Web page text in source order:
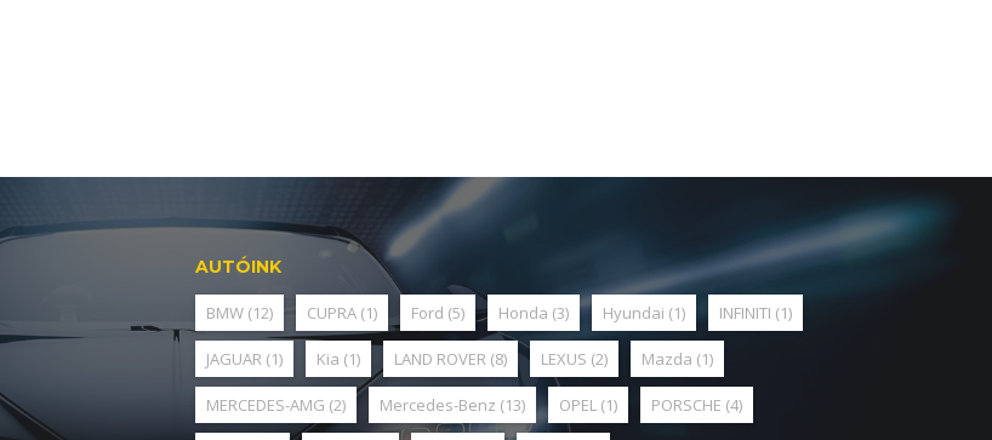
AUTÓINK
BMW (12) CUPRA (1) Ford (5) Honda (3) Hyundai (1) INFINITI (1)
JAGUAR (1) Kia (1) LAND ROVER (8) LEXUS (2) Mazda (1)
MERCEDES-AMG (2) Mercedes-Benz (13) OPEL (1) PORSCHE (4)